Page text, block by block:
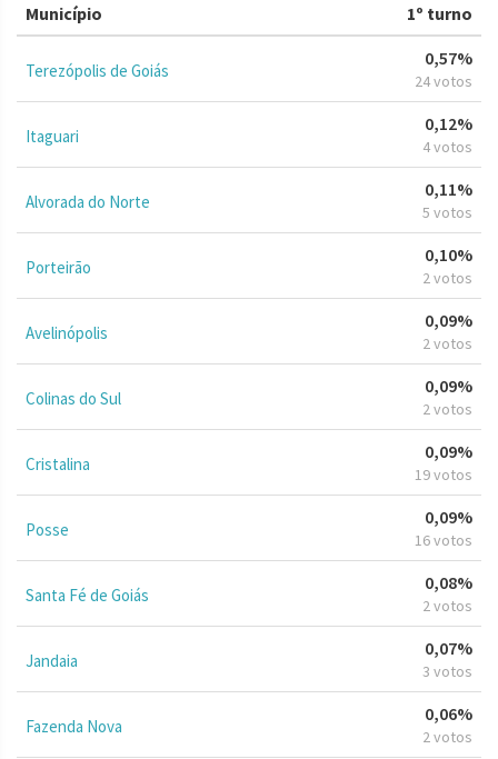
Município 1º turno
Terezópolis de Goiás
0,57%
24 votos
Itaguari
0,12%
4 votos
Alvorada do Norte
0,11%
5 votos
Porteirão
0,10%
2 votos
Avelinópolis
0,09%
2 votos
Colinas do Sul
0,09%
2 votos
Cristalina
0,09%
19 votos
Posse
0,09%
16 votos
Santa Fé de Goiás
0,08%
2 votos
Jandaia
0,07%
3 votos
Fazenda Nova
0,06%
2 votos